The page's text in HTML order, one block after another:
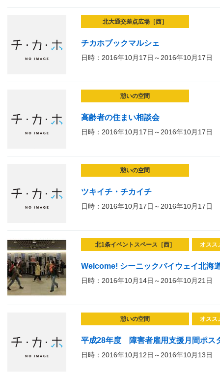
北大通交差点広場［西］
チカホブックマルシェ
日時：2016年10月17日～2016年10月17日
憩いの空間
高齢者の住まい相談会
日時：2016年10月17日～2016年10月17日
憩いの空間
ツキイチ・チカイチ
日時：2016年10月17日～2016年10月17日
北1条イベントスペース［西］ オスス
Welcome! シーニックバイウェイ北海
日時：2016年10月14日～2016年10月21日
憩いの空間 オスス
平成28年度 障害者雇用支援月間ポス
日時：2016年10月12日～2016年10月13日